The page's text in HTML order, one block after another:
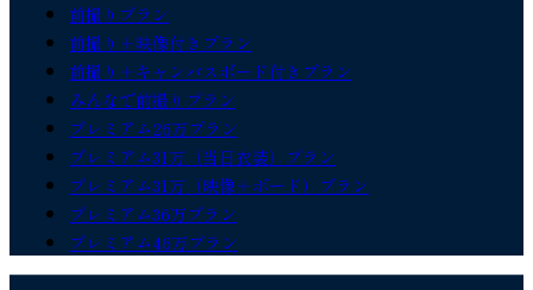
前撮りプラン
前撮り＋映像付きプラン
前撮り＋キャンバスボード付きプラン
みんなで前撮りプラン
プレミアム26万プラン
プレミアム31万（当日衣装）プラン
プレミアム31万（映像＋ボード）プラン
プレミアム36万プラン
プレミアム46万プラン